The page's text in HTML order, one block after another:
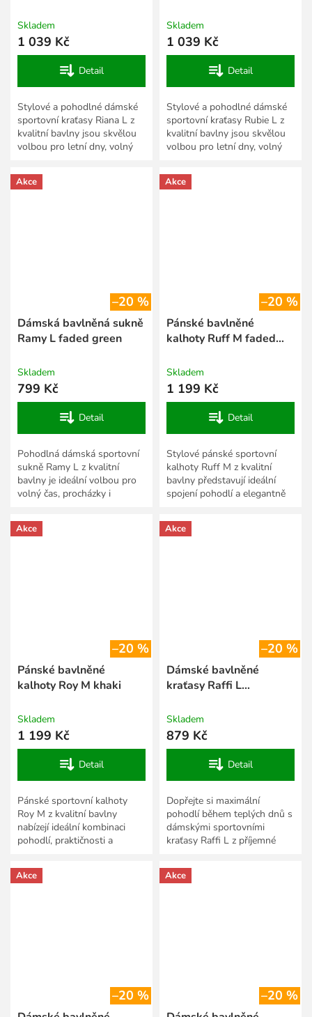
Skladem
1 039 Kč
Detail
Stylové a pohodlné dámské
sportovní kraťasy Riana L z
kvalitní bavlny jsou skvělou
volbou pro letní dny, volný
Měkký a prodyšný...
Skladem
1 039 Kč
Detail
Stylové a pohodlné dámské
sportovní kraťasy Rubie L z
kvalitní bavlny jsou skvělou
volbou pro letní dny, volný
Měkký a prodyšný...
Akce
–20 %
Dámská bavlněná sukně
Ramy L faded green
Skladem
799 Kč
Detail
Pohodlná dámská sportovní
sukně Ramy L z kvalitní
bavlny je ideální volbou pro
volný čas, procházky i
a prodyšný materiál...
Akce
–20 %
Pánské bavlněné
kalhoty Ruff M faded
Skladem
1 199 Kč
Detail
Stylové pánské sportovní
kalhoty Ruff M z kvalitní
bavlny představují ideální
spojení pohodlí a elegantně
příjemnému, prodyšnému...
Akce
–20 %
Pánské bavlněné
kalhoty Roy M khaki
Skladem
1 199 Kč
Detail
Pánské sportovní kalhoty
Roy M z kvalitní bavlny
nabízejí ideální kombinaci
pohodlí, praktičnosti a
a prodyšný materiál
zajišťuje...
Akce
–20 %
Dámské bavlněné
kraťasy Raffi L
Skladem
879 Kč
Detail
Dopřejte si maximální
pohodlí během teplých dnů s
dámskými sportovními
kraťasy Raffi L z příjemné
prodyšnému materiálu jsou
ideální...
Akce
–20 %
Akce
–20 %